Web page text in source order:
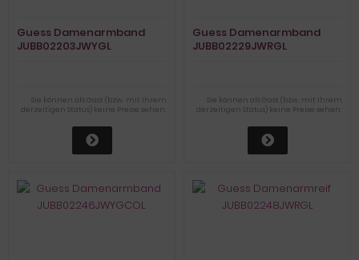
Guess Damenarmband
JUBB02203JWYGL
Sie können als Gast (bzw. mit Ihrem
derzeitigen Status) keine Preise sehen.
Guess Damenarmband
JUBB02229JWRGL
Sie können als Gast (bzw. mit Ihrem
derzeitigen Status) keine Preise sehen.